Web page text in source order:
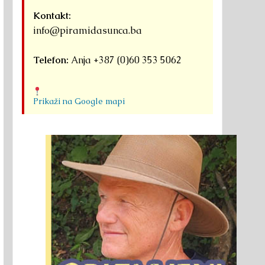
Kontakt:
info@piramidasunca.ba
Telefon: Anja +387 (0)60 353 5062
Prikaži na Google mapi